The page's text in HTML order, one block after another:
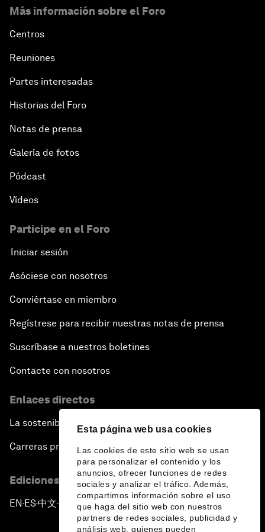
Esta página web usa cookies
Las cookies de este sitio web se usan
para personalizar el contenido y los
anuncios, ofrecer funciones de redes
sociales y analizar el tráfico. Además,
compartimos información sobre el uso
que haga del sitio web con nuestros
partners de redes sociales, publicidad y
análisis web, quienes pueden
Más información sobre el Foro
Centros
Reuniones
Partes interesadas
Historias del Foro
Notas de prensa
Galería de fotos
Pódcast
Vídeos
Participe en el Foro
Iniciar sesión
Asóciese con nosotros
Conviértase en miembro
Regístrese para recibir nuestras notas de prensa
Suscríbase a nuestros boletines
Contacte con nosotros
Enlaces directos
La sostenibilidad en el Foro
Carreras profesionales
Ediciones en otros idiomas
EN ▪ ES▪中文▪ 日本語